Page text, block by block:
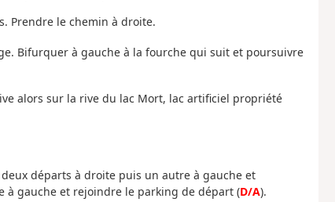
Prendre le chemin à droite.
Bifurquer à gauche à la fourche qui suit et poursuivre
alors sur la rive du lac Mort, lac artificiel propriété
départs à droite puis un autre à gauche et
à gauche et rejoindre le parking de départ (D/A).